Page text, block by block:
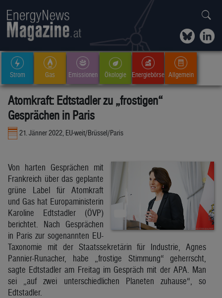
Strom Gas Emissionen Ökologie Energiebörse Allgemein
Atomkraft: Edtstadler zu „frostigen“
Gesprächen in Paris
21. Jänner 2022, EU-weit/Brüssel/Paris
Von harten Gesprächen mit
Frankreich über das geplante
grüne Label für Atomkraft
und Gas hat Europaministerin
Karoline Edtstadler (ÖVP)
berichtet. Nach Gesprächen
in Paris zur sogenannten EU-
Taxonomie mit der Staatssekretärin für Industrie, Agnes
Pannier-Runacher, habe „frostige Stimmung“ geherrscht,
sagte Edtstadler am Freitag im Gespräch mit der APA. Man
sei „auf zwei unterschiedlichen Planeten zuhause“, so
Edtstadler.